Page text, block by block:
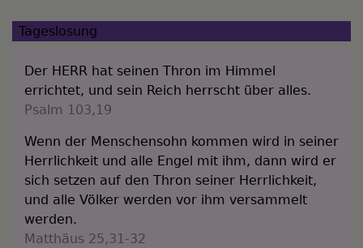
Tageslosung
Der HERR hat seinen Thron im Himmel
errichtet, und sein Reich herrscht über alles.
Psalm 103,19
Wenn der Menschensohn kommen wird in seiner
Herrlichkeit und alle Engel mit ihm, dann wird er
sich setzen auf den Thron seiner Herrlichkeit,
und alle Völker werden vor ihm versammelt
werden.
Matthäus 25,31-32